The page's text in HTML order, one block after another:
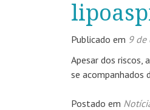
Publicado em 9
Apesar dos riscos,
se acompanhados
Postado em